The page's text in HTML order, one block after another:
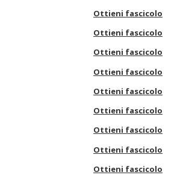
Ottieni fascicolo
Ottieni fascicolo
Ottieni fascicolo
Ottieni fascicolo
Ottieni fascicolo
Ottieni fascicolo
Ottieni fascicolo
Ottieni fascicolo
Ottieni fascicolo